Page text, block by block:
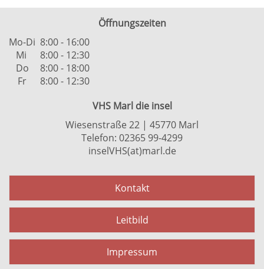
Öffnungszeiten
Mo-Di 8:00 - 16:00
Mi
8:00 - 12:30
Do
8:00 - 18:00
Fr
8:00 - 12:30
VHS Marl die insel
Wiesenstraße 22 | 45770 Marl
Telefon: 02365 99-4299
inselVHS(at)marl.de
Kontakt
Leitbild
Impressum